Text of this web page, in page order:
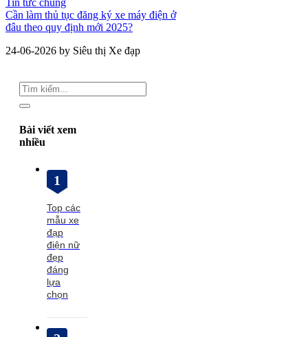
Tin tức chung
Cần làm thủ tục đăng ký xe máy điện ở
đâu theo quy định mới 2025?
24-06-2026 by Siêu thị Xe đạp
Bài viết xem
nhiều
1
Top các
mẫu xe
đạp
điện nữ
đẹp
đáng
lựa
chọn